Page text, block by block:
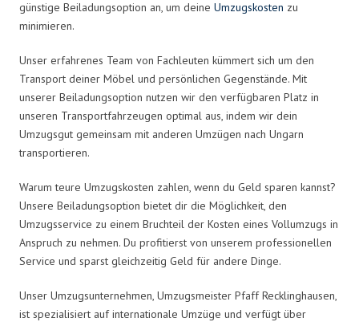
günstige Beiladungsoption an, um deine Umzugskosten zu
minimieren.
Unser erfahrenes Team von Fachleuten kümmert sich um den
Transport deiner Möbel und persönlichen Gegenstände. Mit
unserer Beiladungsoption nutzen wir den verfügbaren Platz in
unseren Transportfahrzeugen optimal aus, indem wir dein
Umzugsgut gemeinsam mit anderen Umzügen nach Ungarn
transportieren.
Warum teure Umzugskosten zahlen, wenn du Geld sparen kannst?
Unsere Beiladungsoption bietet dir die Möglichkeit, den
Umzugsservice zu einem Bruchteil der Kosten eines Vollumzugs in
Anspruch zu nehmen. Du profitierst von unserem professionellen
Service und sparst gleichzeitig Geld für andere Dinge.
Unser Umzugsunternehmen, Umzugsmeister Pfaff Recklinghausen,
ist spezialisiert auf internationale Umzüge und verfügt über